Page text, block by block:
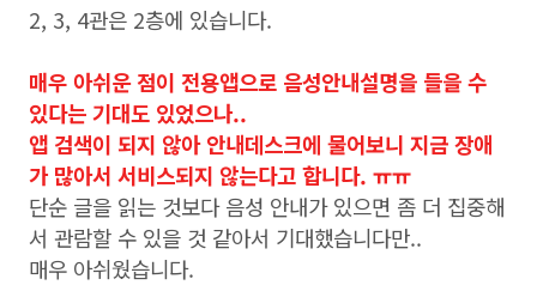
2, 3, 4관은 2층에 있습니다.
매우 아쉬운 점이 전용앱으로 음성안내설명을 들을 수
있다는 기대도 있었으나..
앱 검색이 되지 않아 안내데스크에 물어보니 지금 장애
가 많아서 서비스되지 않는다고 합니다. ㅠㅠ
단순 글을 읽는 것보다 음성 안내가 있으면 좀 더 집중해
서 관람할 수 있을 것 같아서 기대했습니다만..
매우 아쉬웠습니다.